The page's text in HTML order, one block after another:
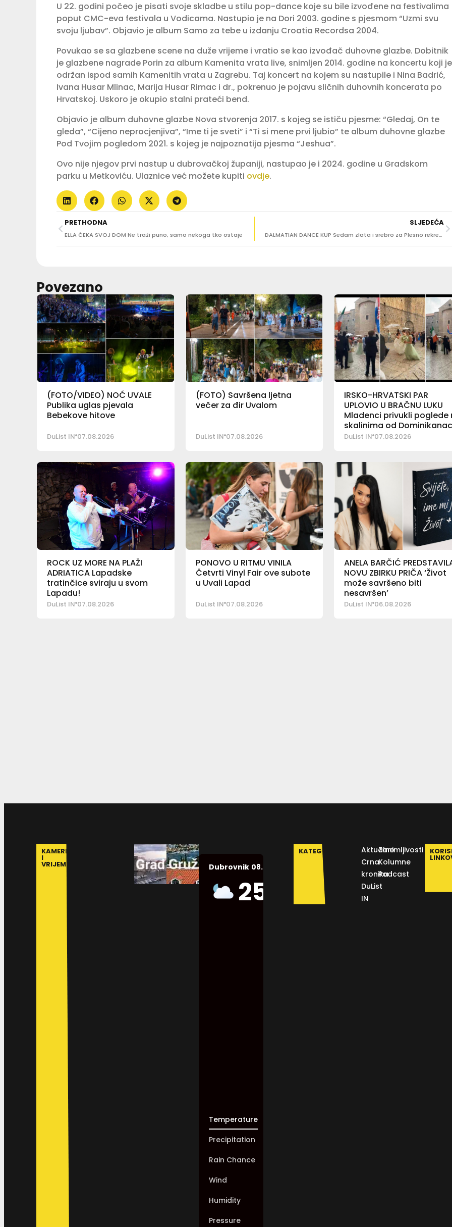
U 22. godini počeo je pisati svoje skladbe u stilu pop-dance koje su bile izvođene na festivalima
poput CMC-eva festivala u Vodicama. Nastupio je na Dori 2003. godine s pjesmom “Uzmi svu
svoju ljubav”. Objavio je album Samo za tebe u izdanju Croatia Recordsa 2004.
Povukao se sa glazbene scene na duže vrijeme i vratio se kao izvođač duhovne glazbe. Dobitnik
je glazbene nagrade Porin za album Kamenita vrata live, snimljen 2014. godine na koncertu koji je
održan ispod samih Kamenitih vrata u Zagrebu. Taj koncert na kojem su nastupile i Nina Badrić,
Ivana Husar Mlinac, Marija Husar Rimac i dr., pokrenuo je pojavu sličnih duhovnih koncerata po
Hrvatskoj. Uskoro je okupio stalni prateći bend.
Objavio je album duhovne glazbe Nova stvorenja 2017. s kojeg se ističu pjesme: “Gledaj, On te
gleda”, “Cijeno neprocjenjiva”, “Ime ti je sveti” i “Ti si mene prvi ljubio” te album duhovne glazbe
Pod Tvojim pogledom 2021. s kojeg je najpoznatija pjesma “Jeshua”.
Ovo nije njegov prvi nastup u dubrovačkoj županiji, nastupao je i 2024. godine u Gradskom
parku u Metkoviću. Ulaznice već možete kupiti ovdje.
PRETHODNA
ELLA ČEKA SVOJ DOM Ne traži puno, samo nekoga tko ostaje
SLJEDEĆA
DALMATIAN DANCE KUP Sedam zlata i srebro za Plesno rekreacijski studio i dubrovačke mažoretke
Povezano
(FOTO/VIDEO) NOĆ UVALE
Publika uglas pjevala
Bebekove hitove
DuList IN 07.08.2026
(FOTO) Savršena ljetna
večer za đir Uvalom
DuList IN 07.08.2026
IRSKO-HRVATSKI PAR
UPLOVIO U BRAČNU LUKU
Mladenci privukli poglede
skalinima od
DuList IN 07.08.2026
ROCK UZ MORE NA PLAŽI
ADRIATICA Lapadske
tratinčice sviraju u svom
Lapadu!
DuList IN 07.08.2026
PONOVO U RITMU VINILA
Četvrti Vinyl Fair ove subote
u Uvali Lapad
DuList IN 07.08.2026
ANELA BARČIĆ
NOVU ZBIRKU PRIČA ‘Život
može savršeno biti
nesavršen’
DuList IN 06.08.2026
KAMERE
I
VRIJEME Dubrovnik 08.08.2026.
25
Humidity:
Temperature
Precipitation
Rain Chance
Wind
Humidity
Pressure
KATEGORIJE
Aktualno
Crna
kronika
DuList
IN
Zanimljivosti
Kolumne
Podcast